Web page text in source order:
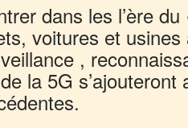
dans les l’ère
voitures et
,
la 5G